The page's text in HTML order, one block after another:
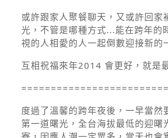
或許跟家人聚餐聊天，又或許回家
光，不管是哪種方式...能在跨年的
視的人相愛的人一起倒數迎接新的
互相祝福來年2014 會更好，就是
度過了溫馨的跨年夜後，一早當
第一道曙光，全台海拔最低的迎曙